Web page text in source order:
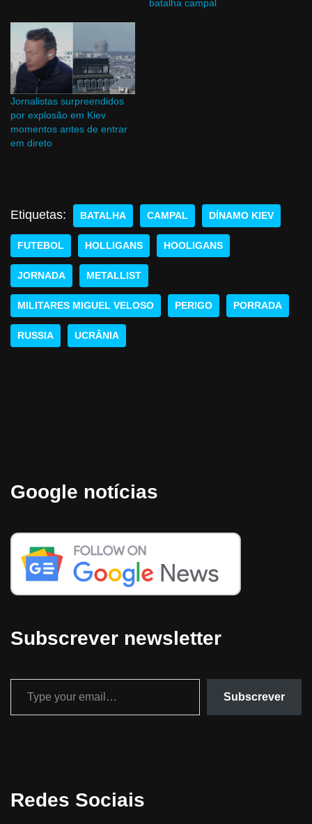
batalha campal
Jornalistas surpreendidos
por explosão em Kiev
momentos antes de entrar
em direto
Etiquetas: BATALHA CAMPAL DÍNAMO KIEV
FUTEBOL HOLLIGANS HOOLIGANS
JORNADA METALLIST
MILITARES MIGUEL VELOSO PERIGO PORRADA
RUSSIA UCRÂNIA
Google notícias
Subscrever newsletter
Subscrever
Redes Sociais